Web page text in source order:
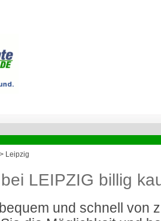
> Leipzig
LEIPZIG billig
und schnell von